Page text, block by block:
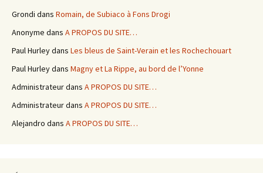
Grondi dans Romain, de Subiaco à Fons Drogi
Anonyme dans A PROPOS DU SITE…
Paul Hurleydans Les bleus de Saint-Verain et les Rochechouart
Paul Hurleydans Magny et La Rippe, au bord de l’Yonne
Administrateurdans A PROPOS DU SITE…
Administrateurdans A PROPOS DU SITE…
Alejandro dans A PROPOS DU SITE…